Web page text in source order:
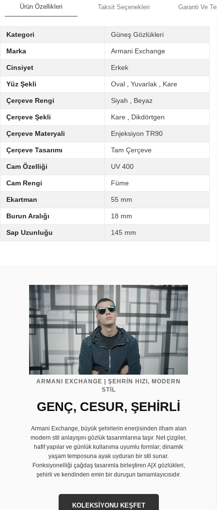
Ürün Özellikleri Taksit Seçenekleri Garanti Ve
Kategori Güneş Gözlükleri
Marka Armani Exchange
Cinsiyet Erkek
Yüz Şekli Oval Yuvarlak Kare
Çerçeve Rengi Siyah Beyaz
Çerçeve Şekli Kare Dikdörtgen
Çerçeve Materyali Enjeksiyon TR90
Çerçeve Tasarımı Tam Çerçeve
Cam Özelliği UV 400
Cam Rengi Füme
Ekartman 55 mm
Burun Aralığı 18 mm
Sap Uzunluğu 145 mm
ARMANI EXCHANGE | ŞEHRİN HIZI, MODERN
STİL
GENÇ, CESUR, ŞEHİRLİ
Armani Exchange, büyük şehirlerin enerjisinden ilham alan
modern stil anlayışını gözlük tasarımlarına taşır. Net çizgiler,
hafif yapılar ve günlük kullanıma uyumlu formlar; dinamik
yaşam temposuna ayak uyduran bir stil sunar.
Fonksiyonelliği çağdaş tasarımla birleştiren A|X gözlükleri,
şehirli ve kendinden emin bir duruşun tamamlayıcısıdır.
KOLEKSİYONU KEŞFET